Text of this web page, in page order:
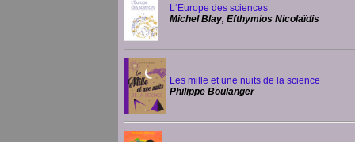
L‘Europe des sciences
Michel Blay, Efthymios Nicolaïdis
Les mille et une nuits de la science
Philippe Boulanger